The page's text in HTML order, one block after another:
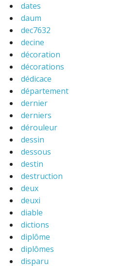
dates
daum
dec7632
decine
décoration
décorations
dédicace
département
dernier
derniers
dérouleur
dessin
dessous
destin
destruction
deux
deuxi
diable
dictions
diplôme
diplômes
disparu